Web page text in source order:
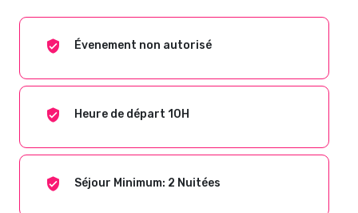
Évenement non autorisé
Heure de départ 10H
Séjour Minimum: 2 Nuitées